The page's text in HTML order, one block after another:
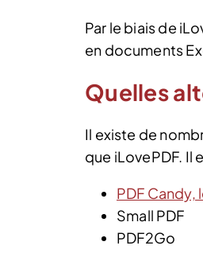
Par le biais de
en documents
Quelles
Il existe de
que iLovePDF. Il
PDF Candy,
Small PDF
PDF2Go